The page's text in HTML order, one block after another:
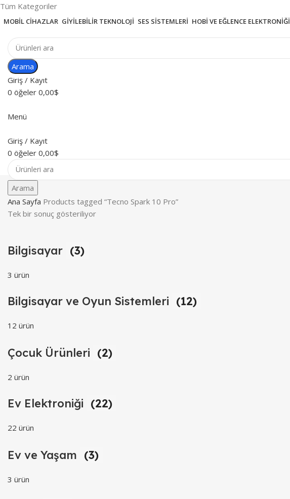
Tüm Kategoriler
MOBIL CIHAZLAR GIYILEBILIR TEKNOLOJI SES SISTEMLERI HOBI VE EĞLENCE ELEKTRONIĞI
Arama
Giriş / Kayıt
0 öğeler 0,00$
Menü
Giriş / Kayıt
0 öğeler 0,00$
Arama
Ana Sayfa Products tagged “Tecno Spark 10 Pro”
Tek bir sonuç gösteriliyor
Bilgisayar (3)
3 ürün
Bilgisayar ve Oyun Sistemleri (12)
12 ürün
Çocuk Ürünleri (2)
2 ürün
Ev Elektroniği (22)
22 ürün
Ev ve Yaşam (3)
3 ürün